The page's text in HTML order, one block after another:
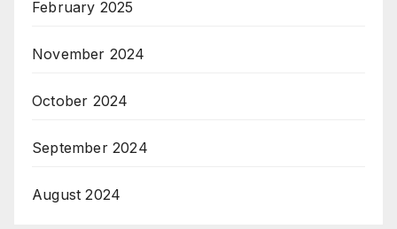
February 2025
November 2024
October 2024
September 2024
August 2024